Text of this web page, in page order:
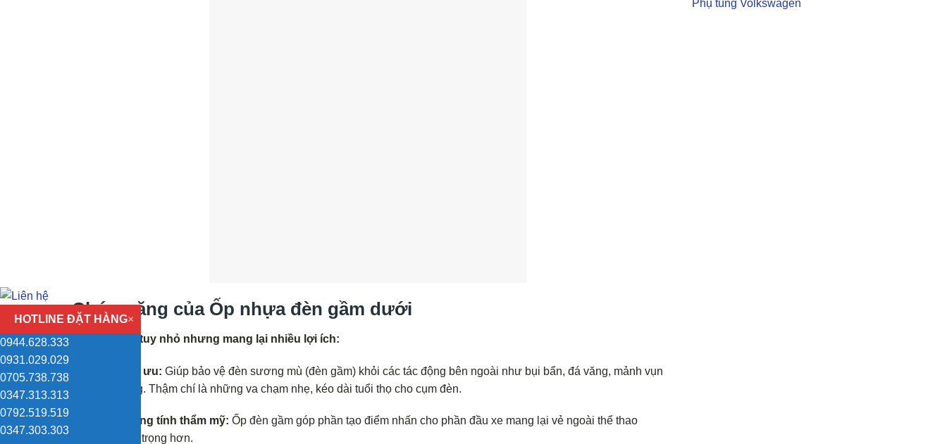
Phụ tùng Volkswagen
Chức năng của Ốp nhựa đèn gầm dưới
Ốp đèn gầm tuy nhỏ nhưng mang lại nhiều lợi ích:
Bảo vệ tối ưu: Giúp bảo vệ đèn sương mù (đèn gầm) khỏi các tác động bên ngoài như bụi bẩn, đá văng, mảnh vụn
trên đường. Thậm chí là những va chạm nhẹ, kéo dài tuổi thọ cho cụm đèn.
Tăng cường tính thẩm mỹ: Ốp đèn gầm góp phần tạo điểm nhấn cho phần đầu xe mang lại vẻ ngoài thể thao
hoặc sang trọng hơn.
HOTLINE ĐẶT HÀNG×
0944.628.333
0931.029.029
0705.738.738
0347.313.313
0792.519.519
0347.303.303